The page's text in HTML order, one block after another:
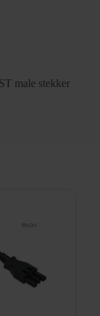
male stekker